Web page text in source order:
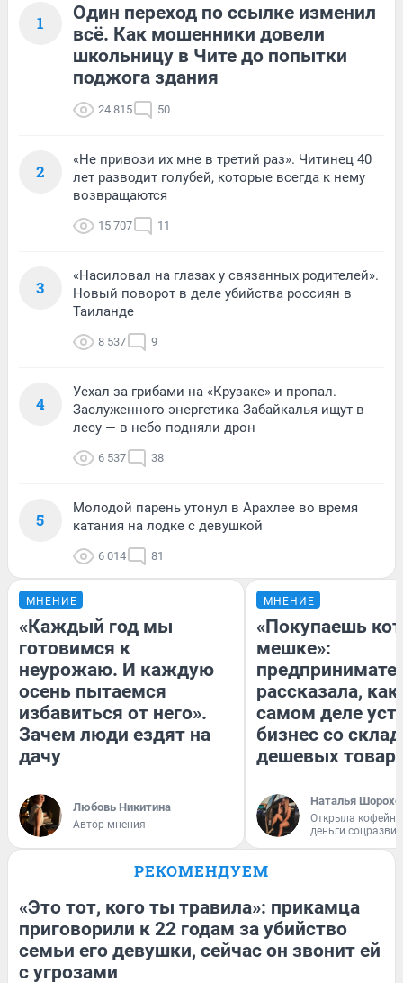
1
Один переход по ссылке изменил
всё. Как мошенники довели
школьницу в Чите до попытки
поджога здания
24 815 50
2
«Не привози их мне в третий раз». Читинец 40
лет разводит голубей, которые всегда к нему
возвращаются
15 707 11
3
«Насиловал на глазах у связанных родителей».
Новый поворот в деле убийства россиян в
Таиланде
8 537 9
4
Уехал за грибами на «Крузаке» и пропал.
Заслуженного энергетика Забайкалья ищут в
лесу — в небо подняли дрон
6 537 38
5
Молодой парень утонул в Арахлее во время
катания на лодке с девушкой
6 014 81
МНЕНИЕ
«Каждый год мы
готовимся к
неурожаю. И каждую
осень пытаемся
избавиться от него».
Зачем люди ездят на
дачу
Любовь Никитина
Автор мнения
МНЕНИЕ
«Покупаешь
мешке»:
рассказала, как
самом деле
бизнес со
дешевых
Наталья
Открыла
деньги
РЕКОМЕНДУЕМ
«Это тот, кого ты травила»: прикамца
приговорили к 22 годам за убийство
семьи его девушки, сейчас он звонит ей
с угрозами